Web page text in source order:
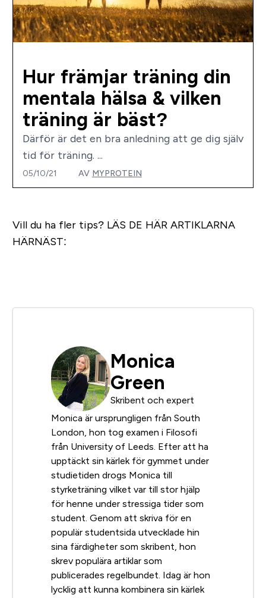
Hur främjar träning din
mentala hälsa & vilken
träning är bäst?
Därför är det en bra anledning att ge dig själv
tid för träning. ...
05/10/21 AV MYPROTEIN
Vill du ha fler tips?LÄS DE HÄR ARTIKLARNA
HÄRNÄST:
Monica
Green
Skribent och expert
Monica är ursprungligen från South
London, hon tog examen i Filosofi
från University of Leeds. Efter att ha
upptäckt sin kärlek för gymmet under
studietiden drogs Monica till
styrketräning vilket var till stor hjälp
för henne under stressiga tider som
student. Genom att skriva för en
populär studentsida utvecklade hin
sina färdigheter som skribent, hon
skrev populära artiklar som
publicerades regelbundet. Idag är hon
lycklig att kunna kombinera sin kärlek